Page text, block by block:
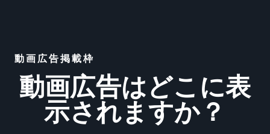
動画広告掲載枠
動画広告はどこに表
示されますか？